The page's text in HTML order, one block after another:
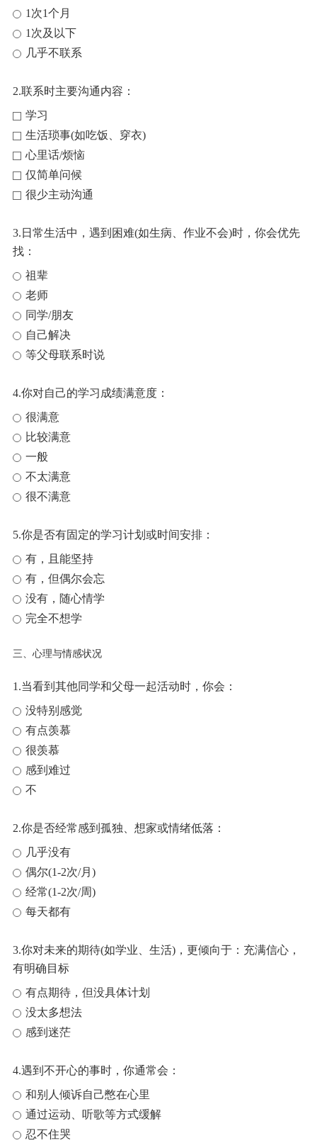
1次1个月
1次及以下
几乎不联系
2.联系时主要沟通内容：
学习
生活琐事(如吃饭、穿衣)
心里话/烦恼
仅简单问候
很少主动沟通
3.日常生活中，遇到困难(如生病、作业不会)时，你会优先
找：
祖辈
老师
同学/朋友
自己解决
等父母联系时说
4.你对自己的学习成绩满意度：
很满意
比较满意
一般
不太满意
很不满意
5.你是否有固定的学习计划或时间安排：
有，且能坚持
有，但偶尔会忘
没有，随心情学
完全不想学
三、心理与情感状况
1.当看到其他同学和父母一起活动时，你会：
没特别感觉
有点羡慕
很羡慕
感到难过
不
2.你是否经常感到孤独、想家或情绪低落：
几乎没有
偶尔(1-2次/月)
经常(1-2次/周)
每天都有
3.你对未来的期待(如学业、生活)，更倾向于：充满信心，
有明确目标
有点期待，但没具体计划
没太多想法
感到迷茫
4.遇到不开心的事时，你通常会：
和别人倾诉自己憋在心里
通过运动、听歌等方式缓解
忍不住哭